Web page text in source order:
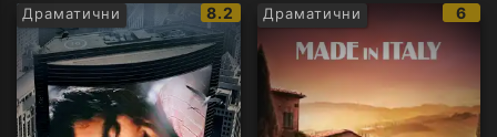
Драматични
IMDb
рейтинг:
8.2 Драматични 6